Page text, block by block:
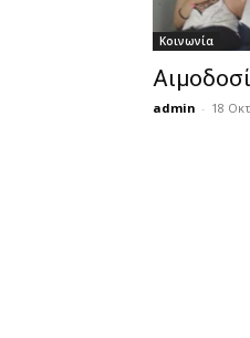
Κοινωνία
admin - 18